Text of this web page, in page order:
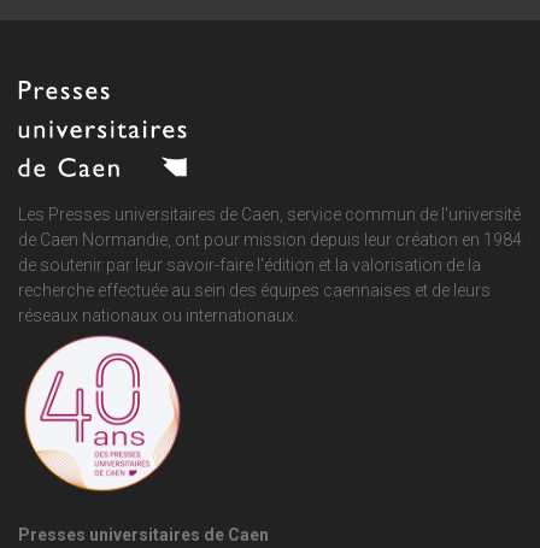
Les Presses universitaires de Caen, service commun de l'université
de Caen Normandie , ont pour mission depuis leur création en 1984
de soutenir par leur savoir-faire l'édition et la valorisation de la
recherche effectuée au sein des équipes caennaises et de leurs
réseaux nationaux ou internationaux.
Presses universitaires de Caen